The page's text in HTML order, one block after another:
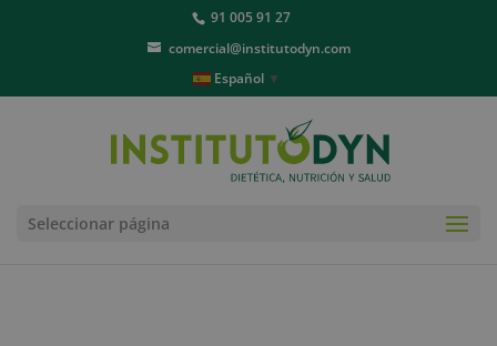
91 005 91 27
comercial@institutodyn.com
Español ▼
Seleccionar página